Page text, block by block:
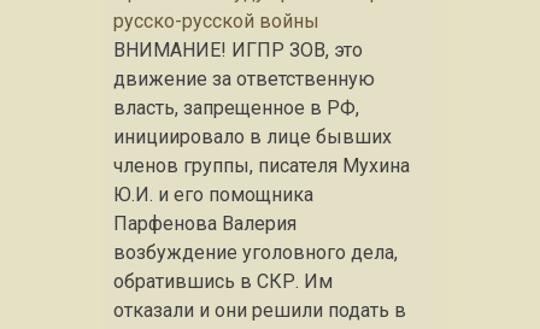
русско-русской войны
ВНИМАНИЕ! ИГПР ЗОВ, это
движение за ответственную
власть, запрещенное в РФ,
инициировало в лице бывших
членов группы, писателя Мухина
Ю.И. и его помощника
Парфенова Валерия
возбуждение уголовного дела,
обратившись в СКР. Им
отказали и они решили подать в